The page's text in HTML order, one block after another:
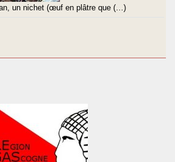
un nichet (œuf en plâtre que (…)